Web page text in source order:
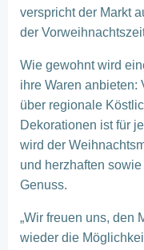
verspricht der Markt
der
Wie gewohnt wird
ihre Waren anbieten:
über regionale
Dekorationen ist für
wird der
und herzhaften
Genuss.
„Wir freuen uns, den
wieder die